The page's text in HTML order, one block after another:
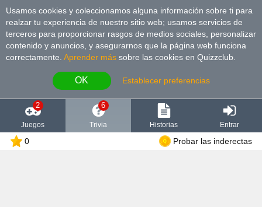
Usamos cookies y coleccionamos alguna información sobre ti para
realzar tu experiencia de nuestro sitio web; usamos servicios de
terceros para proporcionar rasgos de medios sociales, personalizar
contenido y anuncios, y asegurarnos que la página web funciona
correctamente. Aprender más sobre las cookies en Quizzclub.
OK Establecer preferencias
2
Juegos
6
Trivia Historias Entrar
0 Probar las inderectas